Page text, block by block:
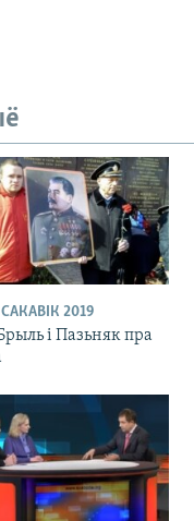
САКАВІК 2019
і Пазьняк пра